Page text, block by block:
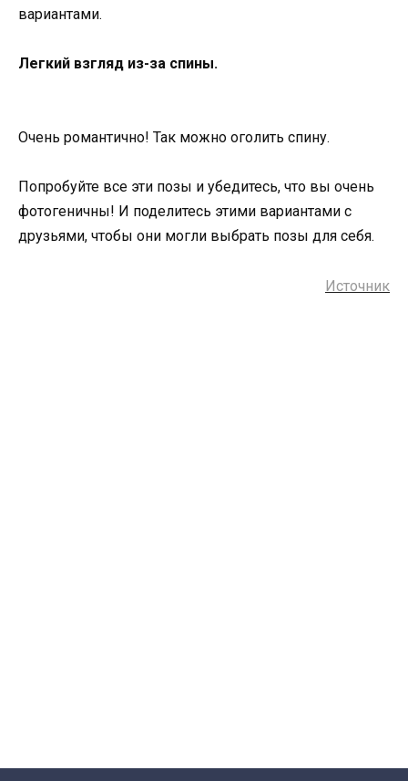
вариантами.
Легкий взгляд из-за спины.
Очень романтично! Так можно оголить спину.
Попробуйте все эти позы и убедитесь, что вы очень
фотогеничны! И поделитесь этими вариантами с
друзьями, чтобы они могли выбрать позы для себя.
Источник